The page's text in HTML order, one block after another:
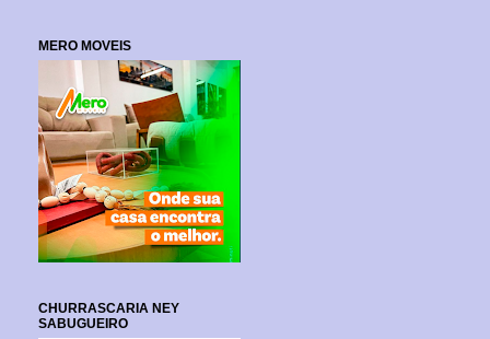
MERO MOVEIS
CHURRASCARIA NEY
SABUGUEIRO